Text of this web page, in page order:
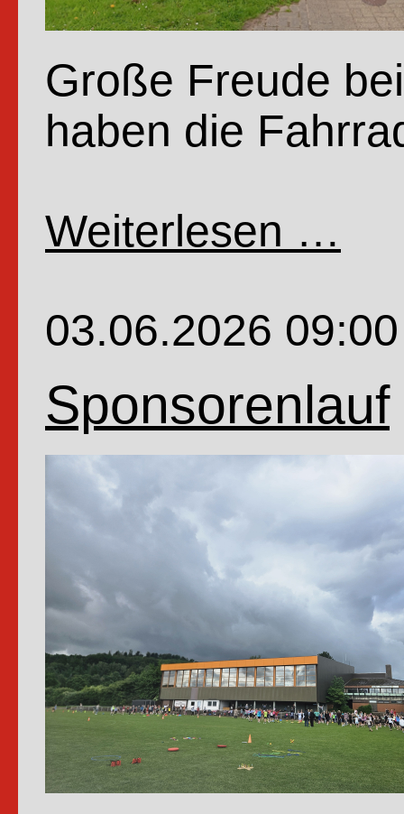
Große Freude
haben die
Weiterlesen …
der
03.06.2026 09:00
Sponsorenlauf